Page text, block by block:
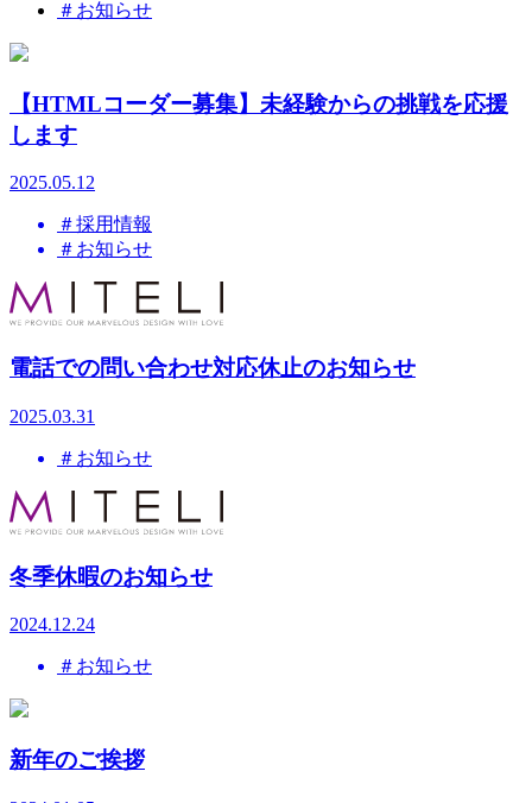
＃お知らせ
【HTMLコーダー募集】未経験からの挑戦を応援
します
2025.05.12
＃採用情報
＃お知らせ
電話での問い合わせ対応休止のお知らせ
2025.03.31
＃お知らせ
冬季休暇のお知らせ
2024.12.24
＃お知らせ
新年のご挨拶